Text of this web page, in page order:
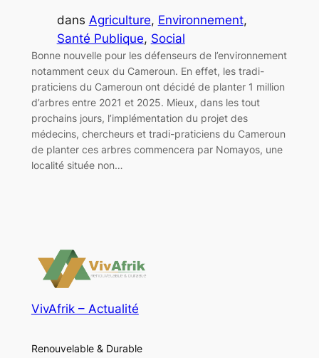
dans Agriculture, Environnement
Santé Publique, Social
Bonne nouvelle pour les défenseurs de l’environnement
notamment ceux du Cameroun. En effet, les tradi-
praticiens du Cameroun ont décidé de planter 1 million
d’arbres entre 2021 et 2025. Mieux, dans les tout
prochains jours, l’implémentation du projet des
médecins, chercheurs et tradi-praticiens du Cameroun
de planter ces arbres commencera par Nomayos, une
localité située non…
VivAfrik – Actualité
Renouvelable & Durable